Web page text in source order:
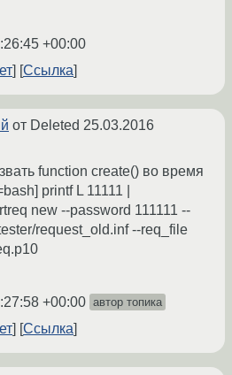
+00:00
Ссылка
от Deleted 25.03.2016
function create() во время
printf L 11111 |
new --password 111111 --
request_old.inf --req_file
+00:00 автор топика
Ссылка